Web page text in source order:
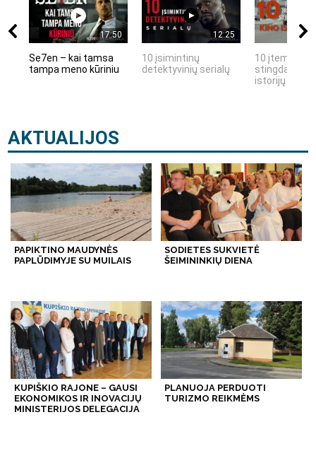
17:50
Se7en – kai tamsa
tampa meno kūriniu
12:25
10 įsimintinų
detektyvinių serialų
10 įtemptų,
stingdančių
istorijų
AKTUALIJOS
PAPIKTINO MAUDYNĖS
PAPLŪDIMYJE SU MUILAIS
SODIETES SUKVIETĖ
ŠEIMININKIŲ DIENA
KUPIŠKIO RAJONE – GAUSI
EKONOMIKOS IR INOVACIJŲ
MINISTERIJOS DELEGACIJA
PLANUOJA PERDUOTI
TURIZMO REIKMĖMS